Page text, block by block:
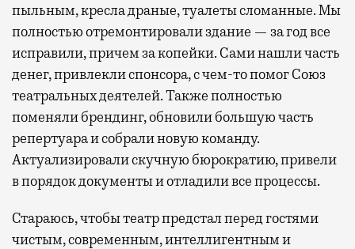
пыльным, кресла драные, туалеты сломанные. Мы
полностью отремонтировали здание — за год все
исправили, причем за копейки. Сами нашли часть
денег, привлекли спонсора, с чем-то помог Союз
театральных деятелей. Также полностью
поменяли брендинг, обновили большую часть
репертуара и собрали новую команду.
Актуализировали скучную бюрократию, привели
в порядок документы и отладили все процессы.
Стараюсь, чтобы театр предстал перед гостями
чистым, современным, интеллигентным и